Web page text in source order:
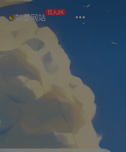
加盟网站 日入2K